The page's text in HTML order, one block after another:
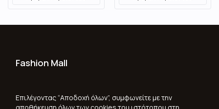
Επιλέγοντας “Αποδοχή όλων”, συμφωνείτε με την
Fashion Mall
Όροι Χρήσης & Προϋποθέσεις